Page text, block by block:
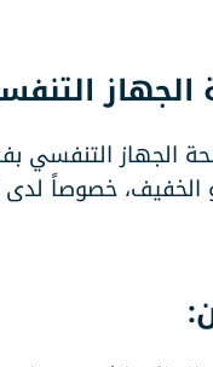
الخفيف، خصوصاً